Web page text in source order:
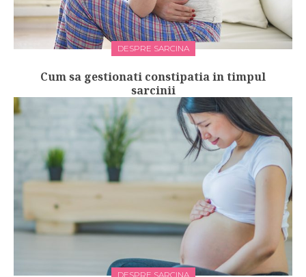
DESPRE SARCINA
Cum sa gestionati constipatia in timpul
sarcinii
DESPRE SARCINA